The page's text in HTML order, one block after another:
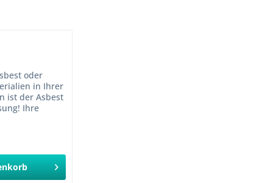
oder
in Ihrer
ist der Asbest
Ihre
✅...